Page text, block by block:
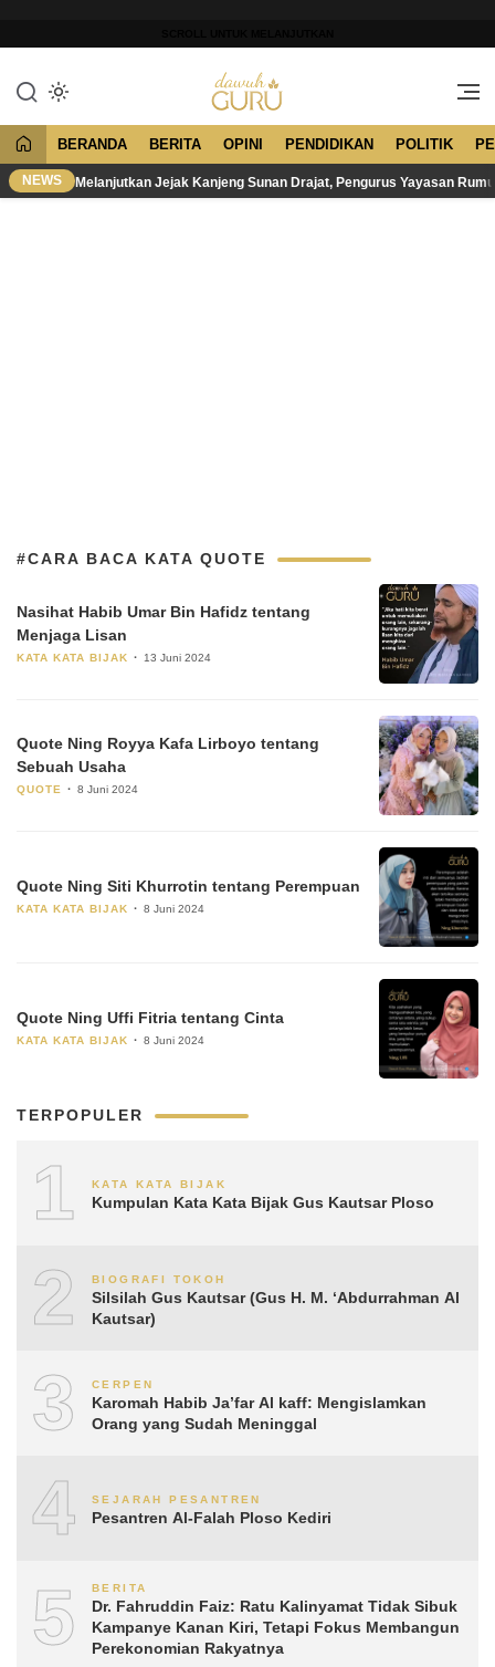
konten
Dawuh Guru
Merawat Tradisi, Membangun
BERANDA BERITA OPINI PENDIDIKAN POLITIK
NEWS Melanjutkan Jejak Kanjeng Sunan Drajat, Pengurus Yayasan
#CARA BACA KATA QUOTE
Nasihat Habib Umar Bin Hafidz tentang
Menjaga Lisan
KATA KATA BIJAK 13 Juni 2024
Quote Ning Royya Kafa Lirboyo tentang
Sebuah Usaha
QUOTE 8 Juni 2024
Quote Ning Siti Khurrotin tentang Perempuan
KATA KATA BIJAK 8 Juni 2024
Quote Ning Uffi Fitria tentang Cinta
KATA KATA BIJAK 8 Juni 2024
TERPOPULER
1 KATA KATA BIJAK
Kumpulan Kata Kata Bijak Gus Kautsar Ploso
2 BIOGRAFI TOKOH
Silsilah Gus Kautsar (Gus H. M. ‘Abdurrahman Al
Kautsar)
3 CERPEN
Karomah Habib Ja’far Al kaff: Mengislamkan
Orang yang Sudah Meninggal
4 SEJARAH PESANTREN
Pesantren Al-Falah Ploso Kediri
5 BERITA
Dr. Fahruddin Faiz: Ratu Kalinyamat Tidak Sibuk
Kampanye Kanan Kiri, Tetapi Fokus Membangun
Perekonomian Rakyatnya